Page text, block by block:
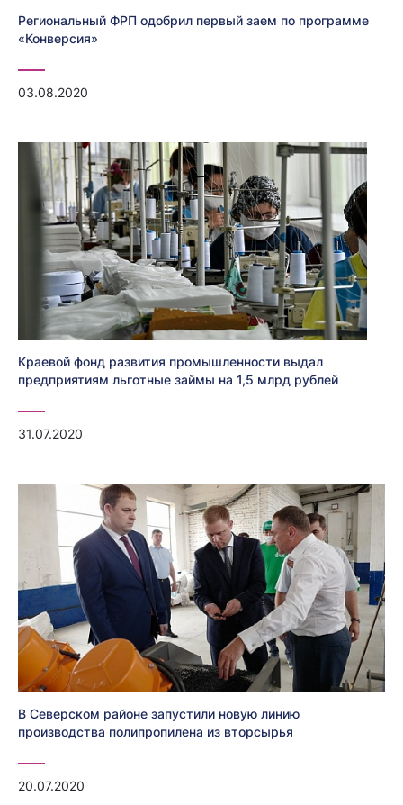
Региональный ФРП одобрил первый заем по программе
«Конверсия»
03.08.2020
Краевой фонд развития промышленности выдал
предприятиям льготные займы на 1,5 млрд рублей
31.07.2020
В Северском районе запустили новую линию
производства полипропилена из вторсырья
20.07.2020